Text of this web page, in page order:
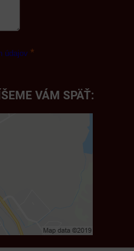
údajov *
VÁM SPÄŤ: